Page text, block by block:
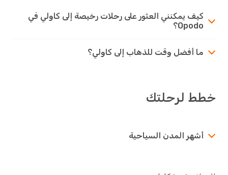
كيف يمكنني العثور على رحلات رخيصة إلى كاولي في
Opodo؟
ما أفضل وقت للذهاب إلى كاولي؟
خطط لرحلتك
أشهر المدن السياحية